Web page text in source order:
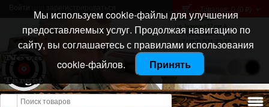
Санкт-Петербург
ул. Тележная 37 лит А
+7 (911) 021-04-08
+7 (812) 921-73-50
Товаров: 0 (0 p )
Открыть меню
Мы используем cookie-файлы для улучшения
предоставляемых услуг. Продолжая навигацию по
сайту, вы соглашаетесь с правилами использования
cookie-файлов.
Принять